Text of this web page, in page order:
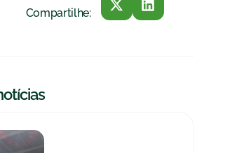
Compartilhe: